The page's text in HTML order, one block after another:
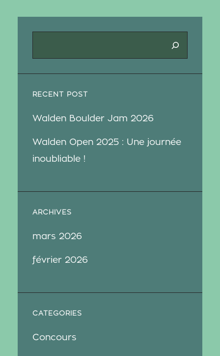
c
h
r
h
RECENT POST
Walden Boulder Jam 2026
Walden Open 2025 : Une journée
inoubliable !
ARCHIVES
mars 2026
février 2026
CATEGORIES
Concours